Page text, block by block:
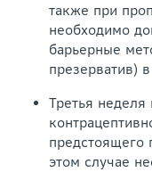
также при
необходимо
барьерные
презерватив)
Третья
предстоящего
этом случае